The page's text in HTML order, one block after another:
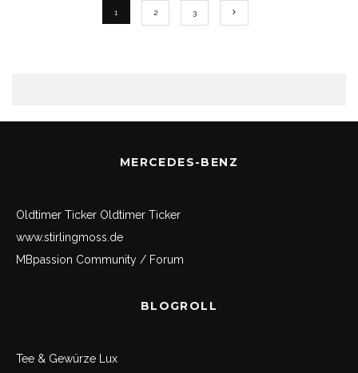
1 2 3
MERCEDES-BENZ
Oldtimer Ticker Oldtimer Ticker
www.stirlingmoss.de
MBpassion Community / Forum
BLOGROLL
Tee & Gewürze Lux